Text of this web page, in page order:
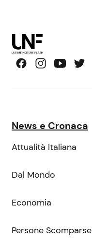
News e Cronaca
Attualità Italiana
Dal Mondo
Economia
Persone Scomparse